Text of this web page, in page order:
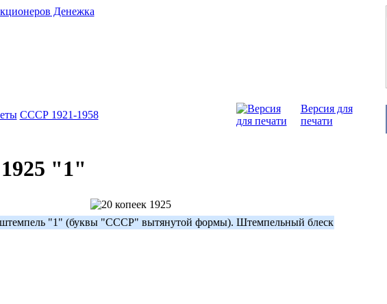
СССР 1921-1958
Версия для
печати
"1"
"1" (буквы "СССР" вытянутой формы). Штемпельный блеск